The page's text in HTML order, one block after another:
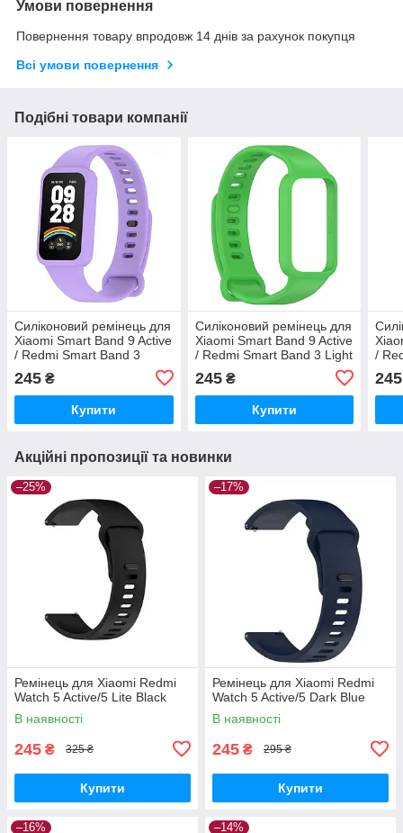
Умови повернення
Повернення товару впродовж 14 днів за рахунок покупця
Всі умови повернення
Подібні товари компанії
Силіконовий ремінець для
Xiaomi Smart Band 9 Active
/ Redmi Smart Band 3
245 ₴
Купити
Силіконовий ремінець для
Xiaomi Smart Band 9 Active
/ Redmi Smart Band 3 Light
245₴
Купити
/
245
Акційні пропозиції та новинки
–25%
Ремінець для Xiaomi Redmi
Watch 5 Active/5 Lite Black
В наявності
245 ₴ 325 ₴
Купити
–17%
Ремінець для Xiaomi Redmi
Watch 5 Active/5 Dark Blue
В наявності
245 ₴ 295 ₴
Купити
–16% –14%